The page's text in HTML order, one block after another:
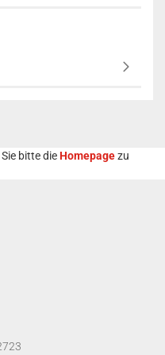
bitte dieHomepagezu